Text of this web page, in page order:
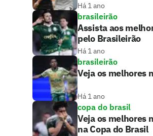
Há 1 ano
brasileirão
Assista aos
pelo Brasileirão
Há 1 ano
brasileirão
Veja os melhores
Há 1 ano
copa do brasil
Veja os melhores
na Copa do Brasil